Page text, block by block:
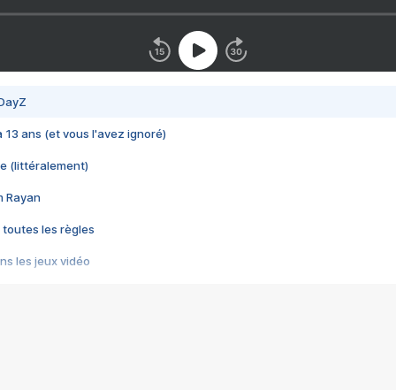
13 ans (et vous l'avez ignoré)
(littéralement)
Rayan
toutes les règles
les jeux vidéo